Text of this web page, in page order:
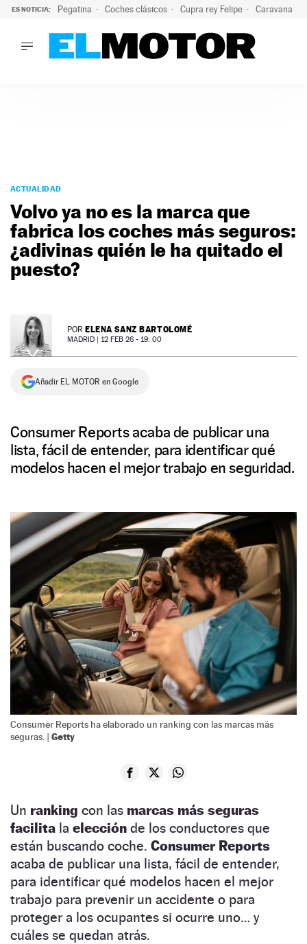
ES NOTICIA: Pegatina Coches clásicos Cupra rey Felipe Caravana
PODCAST
MOTOS
TECNOLOGÍA
SUPERCOCHES
MOTORTV
PREMIOS
NEWSLETTER
ACTUALIDAD
Volvo ya no es la marca que
fabrica los coches más seguros:
¿adivinas quién le ha quitado el
puesto?
POR ELENA SANZ BARTOLOMÉ
MADRID | 12 FEB 26 - 19: 00
Añadir EL MOTOR en Google
Consumer Reports acaba de publicar una
lista, fácil de entender, para identificar qué
modelos hacen el mejor trabajo en seguridad.
Consumer Reports ha elaborado un ranking con las marcas más
seguras. | Getty
Un ranking con las marcas más seguras
facilita la elección de los conductores que
están buscando coche. Consumer Reports
acaba de publicar una lista, fácil de entender,
para identificar qué modelos hacen el mejor
trabajo para prevenir un accidente o para
proteger a los ocupantes si ocurre uno… y
cuáles se quedan atrás.